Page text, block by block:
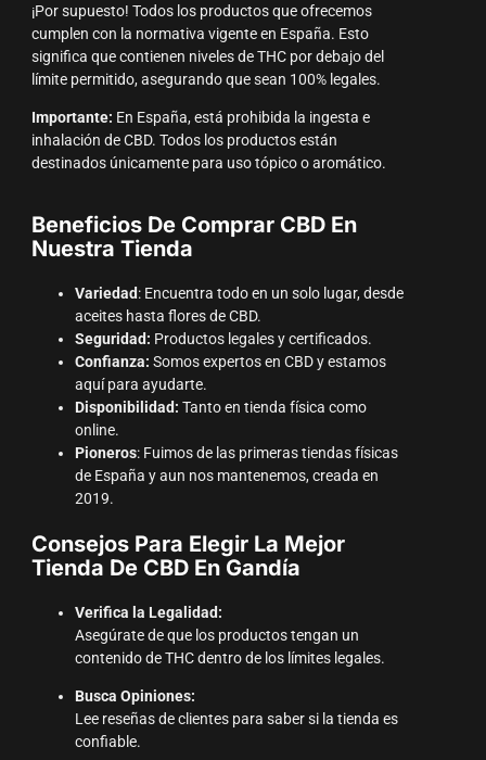
¡Por supuesto! Todos los productos que ofrecemos
cumplen con la normativa vigente en España. Esto
significa que contienen niveles de THC por debajo del
límite permitido, asegurando que sean 100% legales.
Importante: En España, está prohibida la ingesta e
inhalación de CBD. Todos los productos están
destinados únicamente para uso tópico o aromático.
Beneficios De Comprar CBD En
Nuestra Tienda
Variedad: Encuentra todo en un solo lugar, desde
aceites hasta flores de CBD.
Seguridad: Productos legales y certificados.
Confianza: Somos expertos en CBD y estamos
aquí para ayudarte.
Disponibilidad: Tanto en tienda física como
online.
Pioneros: Fuimos de las primeras tiendas físicas
de España y aun nos mantenemos, creada en
2019.
Consejos Para Elegir La Mejor
Tienda De CBD En Gandía
Verifica la Legalidad:
Asegúrate de que los productos tengan un
contenido de THC dentro de los límites legales.
Busca Opiniones:
Lee reseñas de clientes para saber si la tienda es
confiable.